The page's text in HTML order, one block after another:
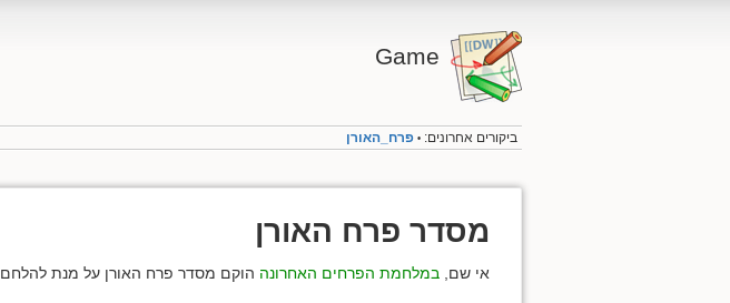
Game
ביקורים אחרונים: • פרח_האורן
מסדר פרח האורן
אי שם, במלחמת הפרחים האחרונה הוקם מסדר פרח האורן על מנת להלחם